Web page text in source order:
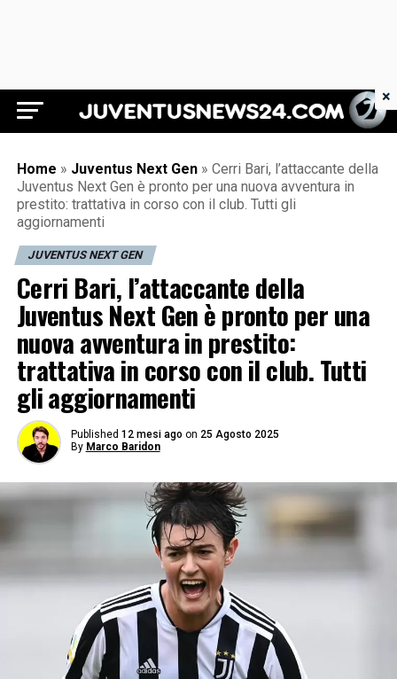
Juventus News 24
Home » Juventus Next Gen » Cerri Bari, l’attaccante della
Juventus Next Gen è pronto per una nuova avventura in
prestito: trattativa in corso con il club. Tutti gli
aggiornamenti
JUVENTUS NEXT GEN
Cerri Bari, l’attaccante della
Juventus Next Gen è pronto per una
nuova avventura in prestito:
trattativa in corso con il club. Tutti
gli aggiornamenti
Published 12 mesi ago on 25 Agosto 2025
By Marco Baridon
×